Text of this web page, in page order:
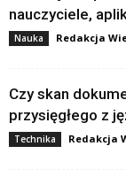
nauczyciele,
Nauka Redakcja
Czy skan
przysięgłego z
Technika Redakcja